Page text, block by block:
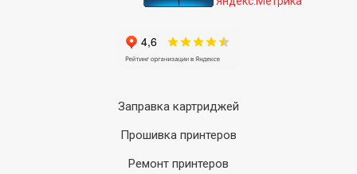
Заправка картриджей
Прошивка принтеров
Ремонт принтеров